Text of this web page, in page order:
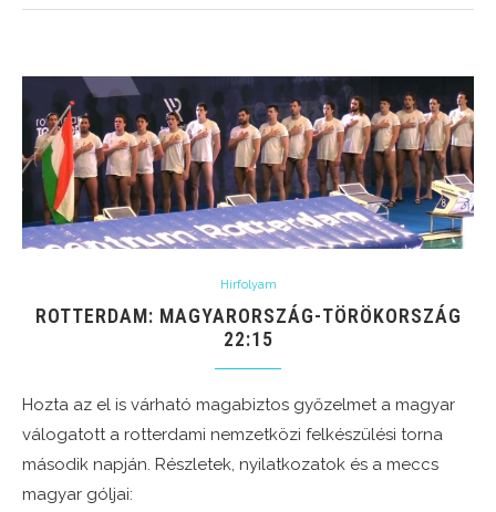
Hírfolyam
ROTTERDAM: MAGYARORSZÁG-TÖRÖKORSZÁG
22:15
Hozta az el is várható magabiztos győzelmet a magyar
válogatott a rotterdami nemzetközi felkészülési torna
második napján. Részletek, nyilatkozatok és a meccs
magyar góljai: